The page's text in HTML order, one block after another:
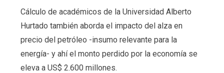
Cálculo de académicos de la Universidad Alberto
Hurtado también aborda el impacto del alza en
precio del petróleo -insumo relevante para la
energía- y ahí el monto perdido por la economía se
eleva a US$ 2.600 millones.